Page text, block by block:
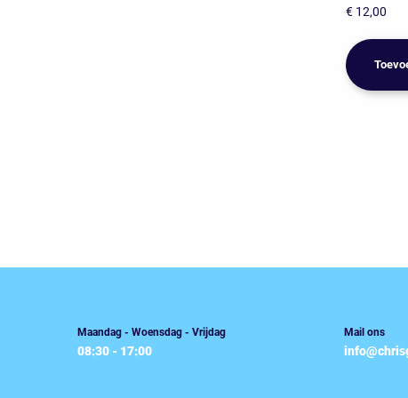
€ 12,00
Maandag - Woensdag - Vrijdag
08:30 - 17:00
Mail ons